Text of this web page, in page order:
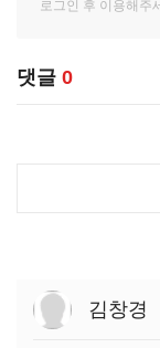
댓글 0
김창경